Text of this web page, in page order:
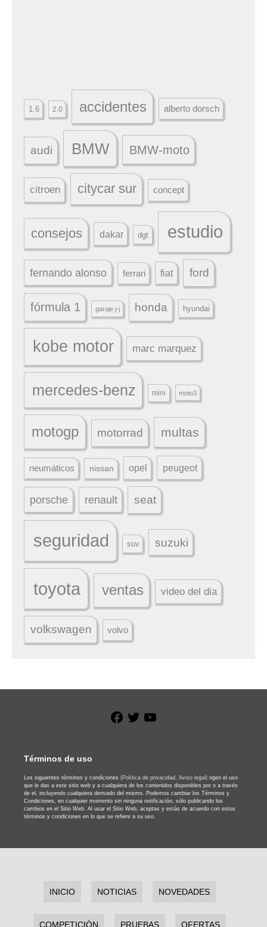
1.6 2.0 accidentes alberto dorsch
audi BMW BMW-moto
citroen citycar sur concept
consejos dakar dgt estudio
fernando alonso ferrari fiat ford
fórmula 1 garaje j-j honda hyundai
kobe motor marc marquez
mercedes-benz mini moto3
motogp motorrad multas
neumáticos nissan opel peugeot
porsche renault seat
seguridad suv suzuki
toyota ventas video del dia
volkswagen volvo
Facebook
Twitter
Términos de uso
Los siguientes términos y condiciones (Política de privacidad, Aviso legal) rigen el uso
que le das a este sitio web y a cualquiera de los contenidos disponibles por o a través
de el, incluyendo cualquiera derivado del mismo. Podemos cambiar los Términos y
Condiciones, en cualquier momento sin ninguna notificación, sólo publicando los
cambios en el Sitio Web. Al usar el Sitio Web, aceptas y estás de acuerdo con estos
términos y condiciones en lo que se refiere a su uso.
INICIO NOTICIAS NOVEDADES
COMPETICIÓN PRUEBAS OFERTAS